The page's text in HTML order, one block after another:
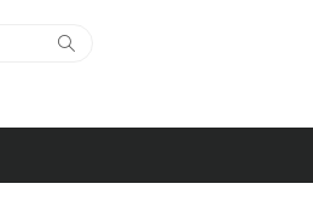
Buscar